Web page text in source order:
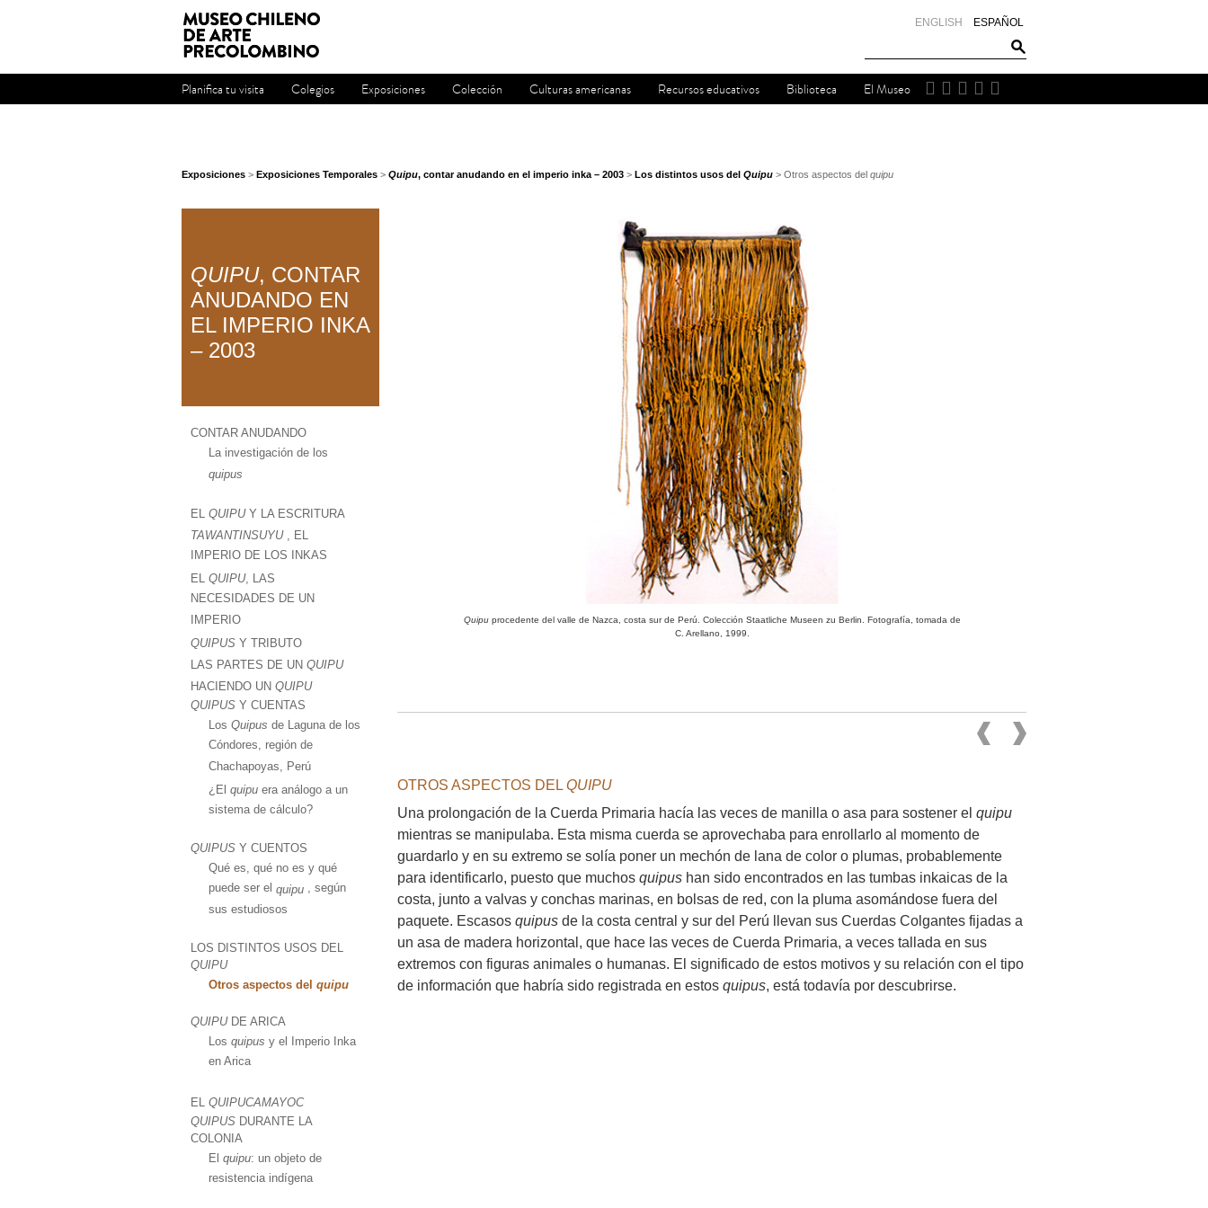
ESPAÑOL
ENGLISH
Planifica tu visita Colegios Exposiciones Colección Culturas americanas Recursos educativos Biblioteca El Museo
Exposiciones > Exposiciones Temporales > Quipu, contar anudando en el imperio inka – 2003 > Los distintos usos del Quipu > Otros aspectos del quipu
QUIPU, CONTAR
ANUDANDO EN
EL IMPERIO INKA
– 2003
CONTAR ANUDANDO
La investigación de los
quipus
EL QUIPUY LA ESCRITURA
TAWANTINSUYU, EL
IMPERIO DE LOS INKAS
EL QUIPU, LAS
NECESIDADES DE UN
IMPERIO
QUIPUS Y TRIBUTO
LAS PARTES DE UN QUIPU
HACIENDO UN QUIPU
QUIPUS Y CUENTAS
Los Quipus de Laguna de los
Cóndores, región de
Chachapoyas, Perú
¿El quipu era análogo a un
sistema de cálculo?
QUIPUS Y CUENTOS
Qué es, qué no es y qué
puede ser el quipu , según
sus estudiosos
LOS DISTINTOS USOS DEL
QUIPU
Otros aspectos del quipu
QUIPUDE ARICA
Los quipus y el Imperio Inka
en Arica
EL QUIPUCAMAYOC
QUIPUS DURANTE LA
COLONIA
El quipu: un objeto de
resistencia indígena
Quipuprocedente del valle de Nazca, costa sur de Perú. Colección Staatliche Museen zu Berlin. Fotografía, tomada de
C. Arellano, 1999.
OTROS ASPECTOS DEL QUIPU
Una prolongación de la Cuerda Primaria hacía las veces de manilla o asa para sostener el quipu
mientras se manipulaba. Esta misma cuerda se aprovechaba para enrollarlo al momento de
guardarlo y en su extremo se solía poner un mechón de lana de color o plumas, probablemente
para identificarlo, puesto que muchos quipus han sido encontrados en las tumbas inkaicas de la
costa, junto a valvas y conchas marinas, en bolsas de red, con la pluma asomándose fuera del
paquete. Escasos quipus de la costa central y sur del Perú llevan sus Cuerdas Colgantes fijadas a
un asa de madera horizontal, que hace las veces de Cuerda Primaria, a veces tallada en sus
extremos con figuras animales o humanas. El significado de estos motivos y su relación con el tipo
de información que habría sido registrada en estos quipus, está todavía por descubrirse.